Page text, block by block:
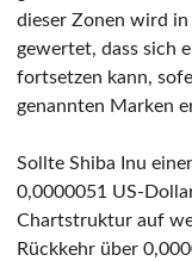
dieser Zonen wird in
gewertet, dass sich
fortsetzen kann,
genannten Marken
Sollte Shiba Inu
0,0000051 US-
Chartstruktur auf
Rückkehr über